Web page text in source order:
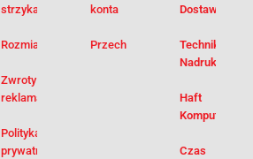
Dostawy
Techniki
Nadruku
Haft
Komputerowy
Czas
konta
Przechowalnia
strzykawki
Rozmiarówka
Zwroty i
reklamacje
Polityka
prywatności